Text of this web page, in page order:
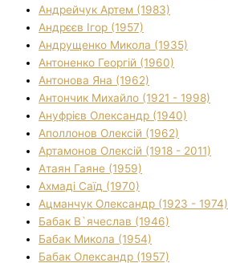
Андрейчук Артем (1983)
Андрєєв Ігор (1957)
Андрущенко Микола (1935)
Антоненко Георгій (1960)
Антонова Яна (1962)
Антончик Михайло (1921 - 1998)
Ануфрієв Олександр (1940)
Аполлонов Олексій (1962)
Артамонов Олексій (1918 - 2011)
Атаян Гаяне (1959)
Ахмаді Саїд (1970)
Ацманчук Олександр (1923 - 1974)
Бабак В`ячеслав (1946)
Бабак Микола (1954)
Бабак Олександр (1957)